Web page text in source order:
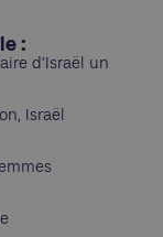
:
d’Israël un
Israël